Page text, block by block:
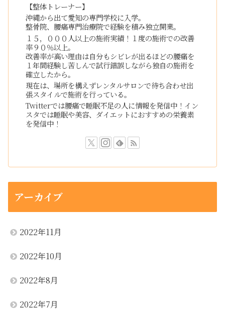
【整体トレーナー】
沖縄から出て愛知の専門学校に入学。
整骨院、腰痛専門治療院で経験を積み独立開業。
１５，０００人以上の施術実績！１度の施術での改善
率９０％以上。
改善率が高い理由は自分もシビレが出るほどの腰痛を
１年間経験し苦しんで試行錯誤しながら独自の施術を
確立したから。
現在は、場所を構えずレンタルサロンで待ち合わせ出
張スタイルで施術を行っている。
Twitterでは腰痛で睡眠不足の人に情報を発信中！イン
スタでは睡眠や美容、ダイエットにおすすめの栄養素
を発信中！
アーカイブ
2022年11月
2022年10月
2022年8月
2022年7月